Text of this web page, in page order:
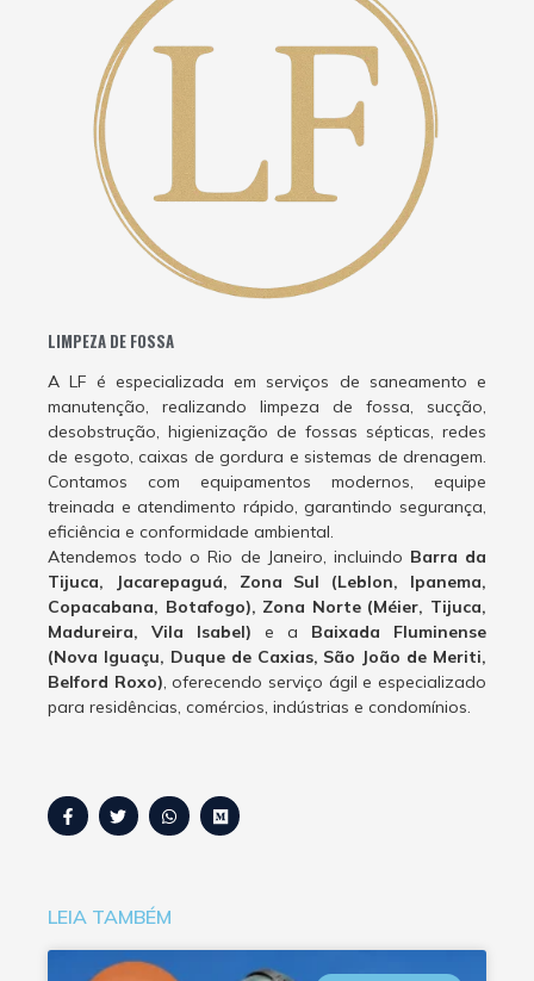
LIMPEZA DE FOSSA
A LF é especializada em serviços de saneamento e
manutenção, realizando limpeza de fossa, sucção,
desobstrução, higienização de fossas sépticas, redes
de esgoto, caixas de gordura e sistemas de drenagem.
Contamos com equipamentos modernos, equipe
treinada e atendimento rápido, garantindo segurança,
eficiência e conformidade ambiental.
Atendemos todo o Rio de Janeiro, incluindo Barra da
Tijuca, Jacarepaguá, Zona Sul (Leblon, Ipanema,
Copacabana, Botafogo), Zona Norte (Méier, Tijuca,
Madureira, Vila Isabel) e a Baixada Fluminense
(Nova Iguaçu, Duque de Caxias, São João de Meriti,
Belford Roxo), oferecendo serviço ágil e especializado
para residências, comércios, indústrias e condomínios.
LEIA TAMBÉM